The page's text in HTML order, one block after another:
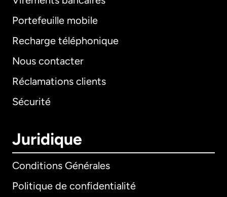
Portefeuille mobile
Recharge téléphonique
Nous contacter
Réclamations clients
Sécurité
Juridique
Conditions Générales
Politique de confidentialité